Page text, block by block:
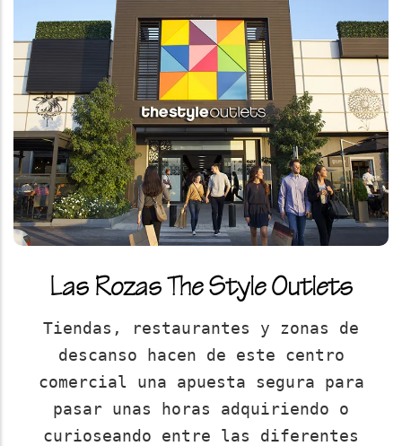
Las Rozas The Style Outlets
Tiendas, restaurantes y zonas de
descanso hacen de este centro
comercial una apuesta segura para
pasar unas horas adquiriendo o
curioseando entre las diferentes